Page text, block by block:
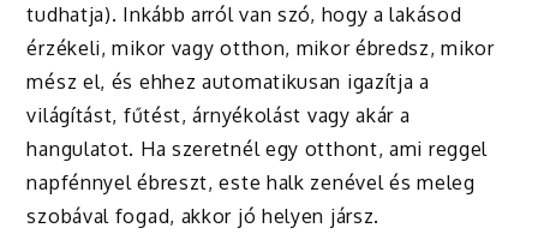
tudhatja). Inkább arról van szó, hogy a lakásod
érzékeli, mikor vagy otthon, mikor ébredsz, mikor
mész el, és ehhez automatikusan igazítja a
világítást, fűtést, árnyékolást vagy akár a
hangulatot. Ha szeretnél egy otthont, ami reggel
napfénnyel ébreszt, este halk zenével és meleg
szobával fogad, akkor jó helyen jársz.